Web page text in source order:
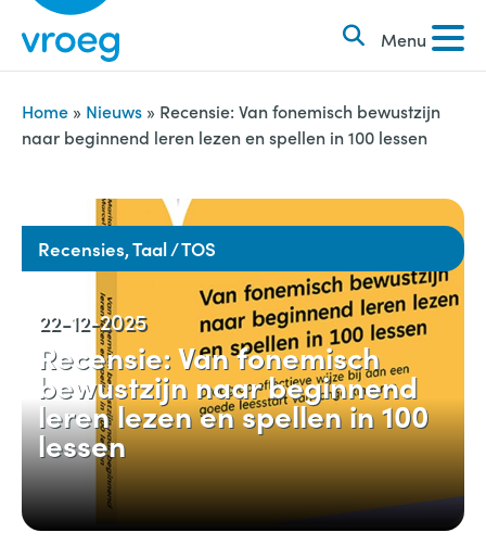
i
Menu
k
e
n
n
a
:
Home » Nieuws » Recensie: Van fonemisch bewustzijn
naar beginnend leren lezen en spellen in 100 lessen
Recensies, Taal / TOS
22-12-2025
Recensie: Van fonemisch
bewustzijn naar beginnend
leren lezen en spellen in 100
lessen